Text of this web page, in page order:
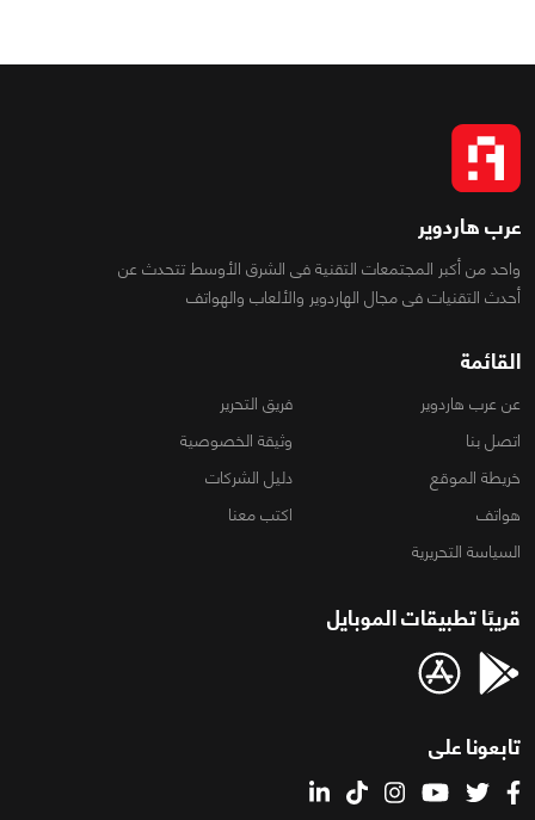
عرب هاردوير
واحد من أكبر المجتمعات التقنية فى الشرق الأوسط تتحدث عن
أحدث التقنيات فى مجال الهاردوير والألعاب والهواتف
القائمة
عن عرب هاردوير
فريق التحرير
اتصل بنا
وثيقة الخصوصية
خريطة الموقع
دليل الشركات
هواتف
اكتب معنا
السياسة التحريرية
قريبًا تطبيقات الموبايل
تابعونا على